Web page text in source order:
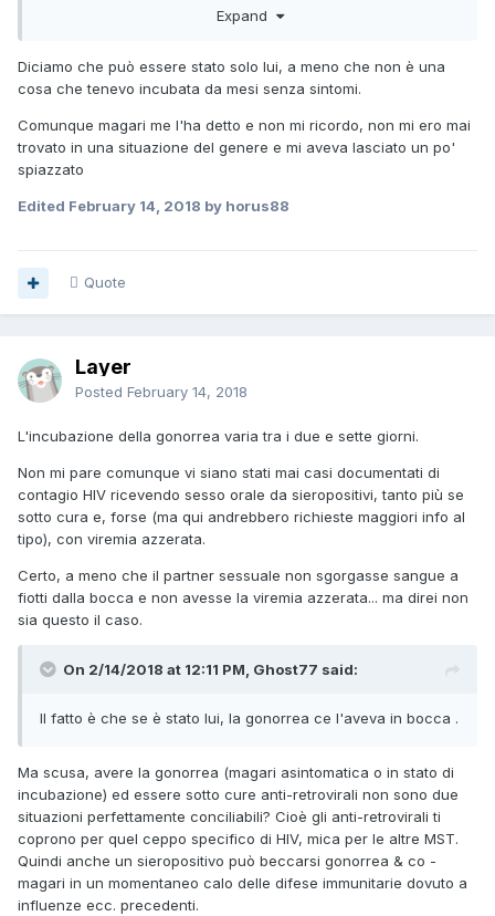
Expand
Diciamo che può essere stato solo lui, a meno che non è una
cosa che tenevo incubata da mesi senza sintomi.
Comunque magari me l'ha detto e non mi ricordo, non mi ero mai
trovato in una situazione del genere e mi aveva lasciato un po'
spiazzato
Edited February 14, 2018 by horus88
Quote
Layer
Posted February 14, 2018
L'incubazione della gonorrea varia tra i due e sette giorni.
Non mi pare comunque vi siano stati mai casi documentati di
contagio HIV ricevendo sesso orale da sieropositivi, tanto più se
sotto cura e, forse (ma qui andrebbero richieste maggiori info al
tipo), con viremia azzerata.
Certo, a meno che il partner sessuale non sgorgasse sangue a
fiotti dalla bocca e non avesse la viremia azzerata... ma direi non
sia questo il caso.
On 2/14/2018 at 12:11 PM, Ghost77 said:
Il fatto è che se è stato lui, la gonorrea ce l'aveva in bocca .
Ma scusa, avere la gonorrea (magari asintomatica o in stato di
incubazione) ed essere sotto cure anti-retrovirali non sono due
situazioni perfettamente conciliabili? Cioè gli anti-retrovirali ti
coprono per quel ceppo specifico di HIV, mica per le altre MST.
Quindi anche un sieropositivo può beccarsi gonorrea & co -
magari in un momentaneo calo delle difese immunitarie dovuto a
influenze ecc. precedenti.